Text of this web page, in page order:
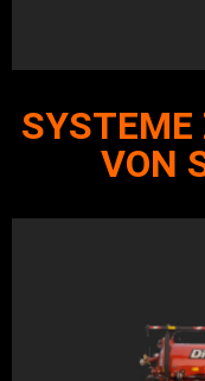
SYSTEME
VON